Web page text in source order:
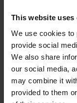
This website uses
We use cookies to
provide social
We also share
our social media,
may combine it
provided to them
Maximale druk
Toerental
Type